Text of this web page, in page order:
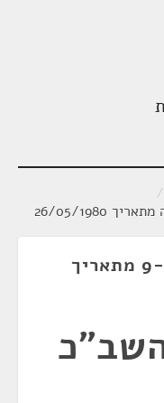
/
26/05/1980
ישיבת ועדה של הכנסת ה-9 מתאריך